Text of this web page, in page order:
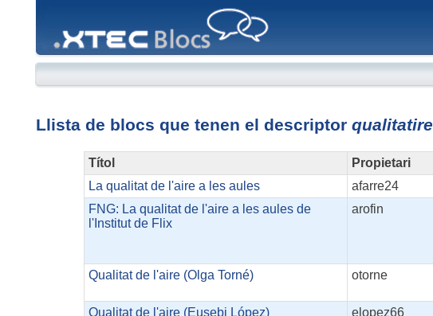
Llista de blocs que tenen el descriptor qualitatire
Títol Propietari
La qualitat de l'aire a les aules
afarre24
FNG: La qualitat de l'aire a les aules de
l'Institut de Flix
arofin
Qualitat de l'aire (Olga Torné)
otorne
Qualitat de l'aire (Eusebi López)
elopez66